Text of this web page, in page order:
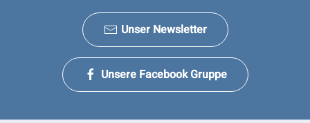
Unser Newsletter
Unsere Facebook Gruppe